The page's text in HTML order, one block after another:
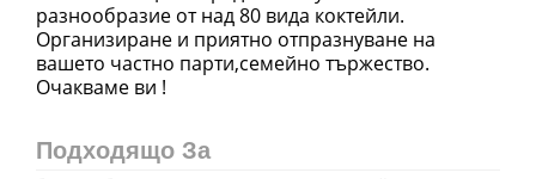
разнообразие от над 80 вида коктейли.
Организиране и приятно отпразнуване на
вашето частно парти,семейно тържество.
Очакваме ви !
Подходящо За